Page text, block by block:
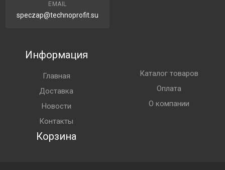
EMAIL
speczap@technoprofit.su
Информация
Главная
Доставка
Новости
Контакты
Каталог товаров
Оплата
О компании
Корзина